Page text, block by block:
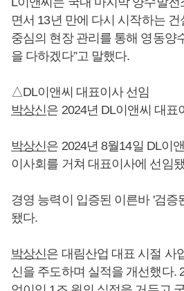
면서 13년 만에 다시 시작하는 건
중심의 현장 관리를 통해 영동양
을 다하겠다”고 말했다.
△DL이앤씨 대표이사 선임
박상신은 2024년 DL이앤씨 대표
박상신은 2024년 8월14일 DL이
이사회를 거쳐 대표이사에 선임
경영 능력이 입증된 이른바 '검증
됐다.
박상신은 대림산업 대표 시절 사
신을 주도하며 실적을 개선했다.